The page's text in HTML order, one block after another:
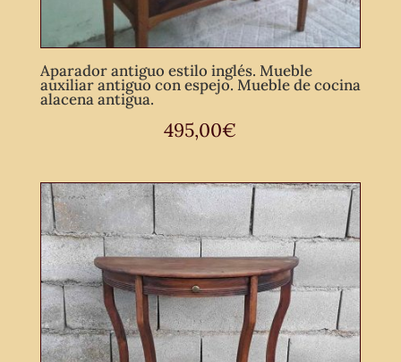
Aparador antiguo estilo inglés. Mueble
auxiliar antiguo con espejo. Mueble de cocina
alacena antigua.
495,00€